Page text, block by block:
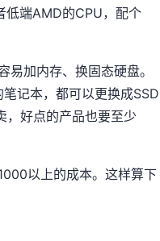
端AMD的CPU，配个
加内存、换固态硬盘。
记本，都可以更换成SSD
，好点的产品也要至少
以上的成本。这样算下